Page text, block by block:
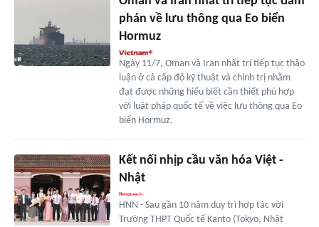
phán về lưu thông qua Eo biển
Hormuz
Ngày 11/7, Oman và Iran nhất trí tiếp tục thảo
luận ở cả cấp độ kỹ thuật và chính trị nhằm
đạt được những hiểu biết cần thiết phù hợp
với luật pháp quốc tế về việc lưu thông qua Eo
biển Hormuz.
Kết nối nhịp cầu văn hóa Việt -
Nhật
HNN - Sau gần 10 năm duy trì hợp tác với
Trường THPT Quốc tế Kanto (Tokyo, Nhật